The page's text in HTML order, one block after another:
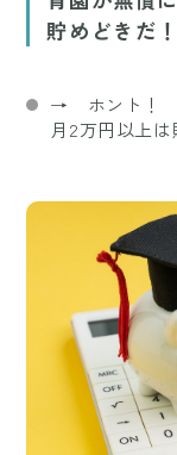
貯めどきだ！
→ ホント！
月2万円以上は